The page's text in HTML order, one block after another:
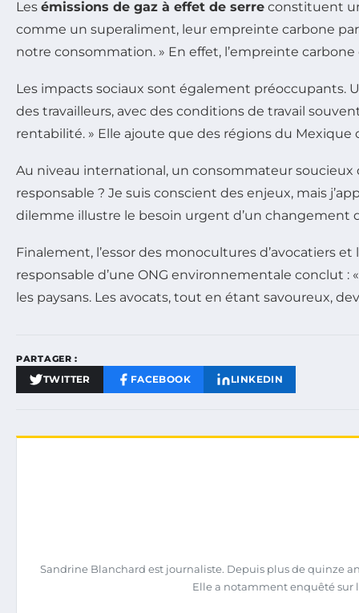
Les émissions de gaz à effet de serre constituent
comme un superaliment, leur empreinte carbone
notre consommation. » En effet, l’empreinte carbone
Les impacts sociaux sont également préoccupants.
des travailleurs, avec des conditions de travail
rentabilité. » Elle ajoute que des régions du
Au niveau international, un consommateur
responsable ? Je suis conscient des enjeux, mais
dilemme illustre le besoin urgent d’un changement
Finalement, l’essor des monocultures d’avocatiers
responsable d’une ONG environnementale conclut
les paysans. Les avocats, tout en étant savoureux,
PARTAGER :
TWITTER FACEBOOK LINKEDIN
Sandrine Blanchard est journaliste. Depuis plus de quinze
Elle a notamment enquêté sur